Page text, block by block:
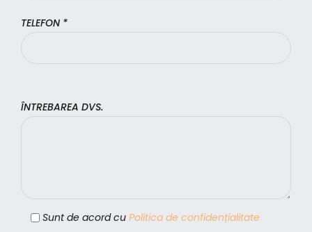
TELEFON *
ÎNTREBAREA DVS.
Sunt de acord cu Politica de confidențialitate